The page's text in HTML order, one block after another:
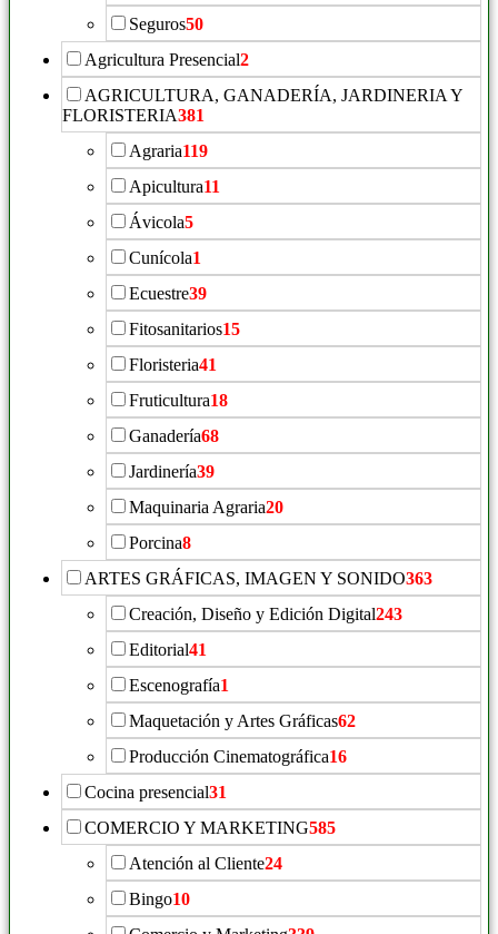
Seguros50
Agricultura Presencial2
AGRICULTURA, GANADERÍA, JARDINERIA Y
FLORISTERIA381
Agraria119
Apicultura11
Ávicola5
Cunícola1
Ecuestre39
Fitosanitarios15
Floristeria41
Fruticultura18
Ganadería68
Jardinería39
Maquinaria Agraria20
Porcina8
ARTES GRÁFICAS, IMAGEN Y SONIDO363
Creación, Diseño y Edición Digital243
Editorial41
Escenografía1
Maquetación y Artes Gráficas62
Producción Cinematográfica16
Cocina presencial31
COMERCIO Y MARKETING585
Atención al Cliente24
Bingo10